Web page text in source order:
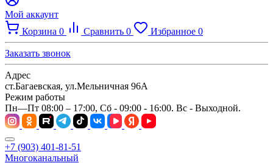
Мой аккаунт
Корзина 0 Сравнить 0 Избранное 0
Заказать звонок
Адрес
ст.Багаевская, ул.Мельничная 96А
Режим работы
Пн—Пт 08:00 – 17:00, Сб - 09:00 - 16:00. Вс - Выходной.
+7 (903) 401-81-51
Многоканальный